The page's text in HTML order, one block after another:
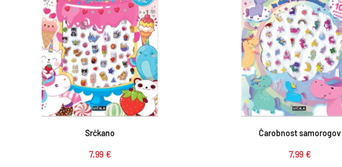
Srčkano
7,99 €
Dodaj v košarico
Čarobnost samorogov
7,99 €
Dodaj v košarico